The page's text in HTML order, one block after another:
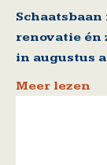
renovatie én
in augustus
Meer lezen